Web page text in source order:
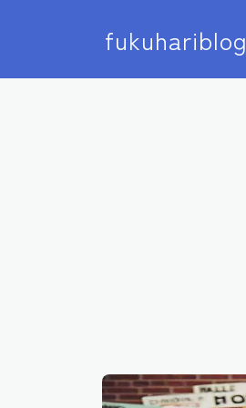
fukuhariblog